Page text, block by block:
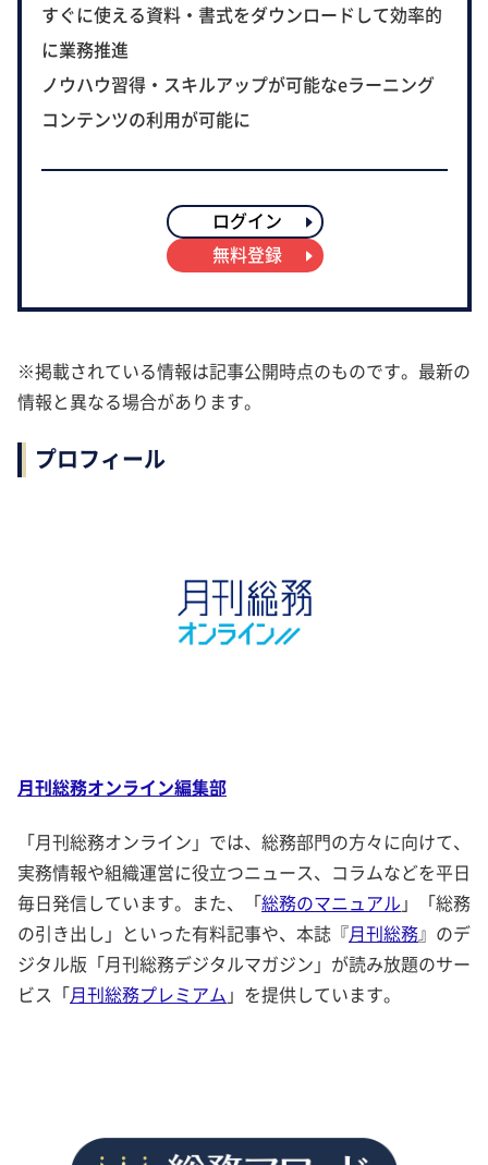
すぐに使える資料・書式をダウンロードして効率的
に業務推進
ノウハウ習得・スキルアップが可能なeラーニング
コンテンツの利用が可能に
ログイン
無料登録
※掲載されている情報は記事公開時点のものです。最新の
情報と異なる場合があります。
プロフィール
月刊総務オンライン編集部
「月刊総務オンライン」では、総務部門の方々に向けて、
実務情報や組織運営に役立つニュース、コラムなどを平日
毎日発信しています。また、「総務のマニュアル 」「総務
の引き出し」といった有料記事や、本誌『月刊総務』のデ
ジタル版「月刊総務デジタルマガジン」が読み放題のサー
ビス「月刊総務プレミアム 」を提供しています。